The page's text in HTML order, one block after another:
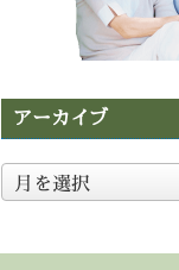
アーカイブ
ア
ー
イ